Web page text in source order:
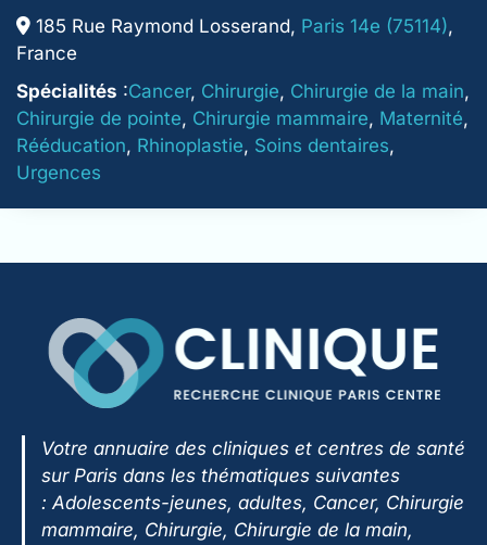
185 Rue Raymond Losserand, Paris 14e (75114),
France
Spécialités :Cancer, Chirurgie, Chirurgie de la main,
Chirurgie de pointe, Chirurgie mammaire, Maternité,
Rééducation, Rhinoplastie, Soins dentaires,
Urgences
Votre annuaire des cliniques et centres de santé
sur Paris dans les thématiques suivantes
:Adolescents-jeunes, adultes, Cancer, Chirurgie
mammaire, Chirurgie, Chirurgie de la main,